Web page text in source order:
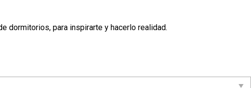
dormitorios, para inspirarte y hacerlo realidad.